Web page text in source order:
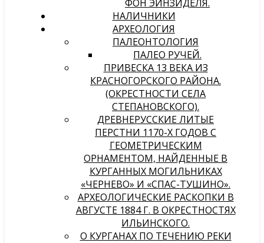
ФОН ЭЙНЗИДЕЛЯ.
НАЛИЧНИКИ
АРХЕОЛОГИЯ
ПАЛЕОНТОЛОГИЯ
ПАЛЕО РУЧЕЙ.
ПРИВЕСКА 13 ВЕКА ИЗ
КРАСНОГОРСКОГО РАЙОНА.
(ОКРЕСТНОСТИ СЕЛА
СТЕПАНОВСКОГО).
ДРЕВНЕРУССКИЕ ЛИТЫЕ
ПЕРСТНИ 1170-Х ГОДОВ С
ГЕОМЕТРИЧЕСКИМ
ОРНАМЕНТОМ, НАЙДЕННЫЕ В
КУРГАННЫХ МОГИЛЬНИКАХ
«ЧЕРНЕВО» И «СПАС-ТУШИНО».
АРХЕОЛОГИЧЕСКИЕ РАСКОПКИ В
АВГУСТЕ 1884 Г. В ОКРЕСТНОСТЯХ
ИЛЬИНСКОГО.
О КУРГАНАХ ПО ТЕЧЕНИЮ РЕКИ